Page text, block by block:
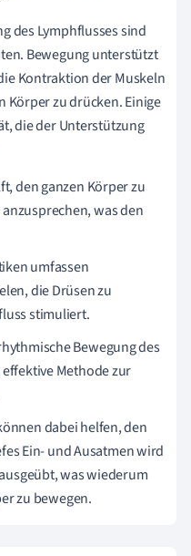
des Lymphflusses sind
Bewegung unterstützt
Kontraktion der Muskeln
Körper zu drücken. Einige
die der Unterstützung
den ganzen Körper zu
was den
umfassen
die Drüsen zu
stimuliert.
Bewegung des
Methode zur
dabei helfen, den
Ein- und Ausatmen wird
was wiederum
zu bewegen.